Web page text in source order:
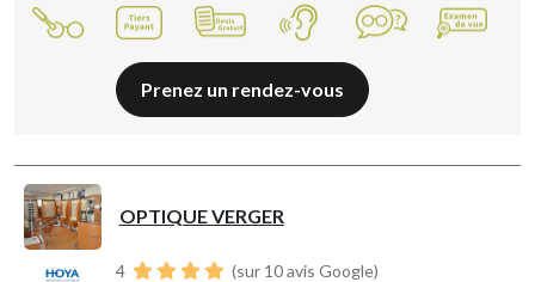
Prenez un rendez-vous
OPTIQUE VERGER
4
(sur 10 avis Google)